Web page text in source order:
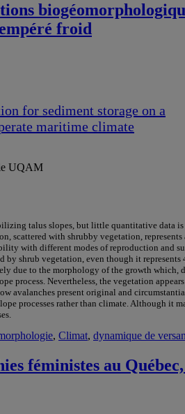
froid
for sediment storage on a
maritime climate
UQAM
talus slopes, but little quantitative data
scattered with shrubby vegetation,
with different modes of reproduction
shrub vegetation, even though it
due to the morphology of the growth
process. Nevertheless, the vegetation
avalanches present original and
processes rather than climate. Although
, Climat, dynamique de
féministes au